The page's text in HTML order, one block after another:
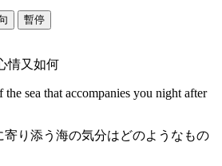
暫停
情又如何
sea that accompanies you night after
寄り添う海の気分はどのようなもの